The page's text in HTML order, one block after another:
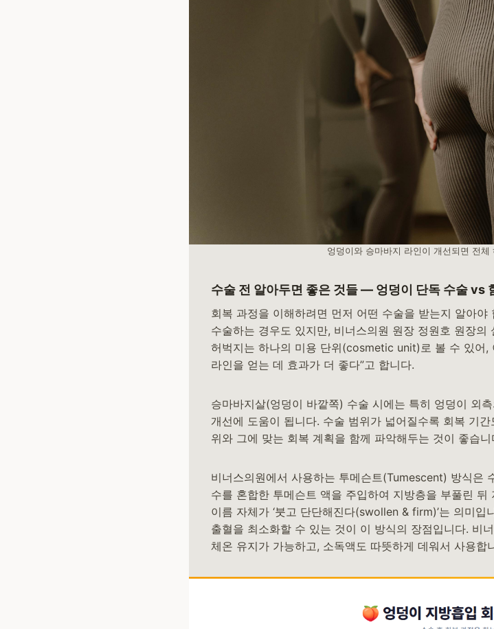
엉덩이와 승마바지 라인이 개선되면 전
수술 전 알아두면 좋은 것들 — 엉덩이 단독 수술 vs
회복 과정을 이해하려면 먼저 어떤 수술을 받는지 알아
수술하는 경우도 있지만, 비너스의원 원장 정원호 원장의
허벅지는 하나의 미용 단위(cosmetic unit)로 볼 수 있어,
라인을 얻는 데 효과가 더 좋다”고 합니다.
승마바지살(엉덩이 바깥쪽) 수술 시에는 특히 엉덩이 외
개선에 도움이 됩니다. 수술 범위가 넓어질수록 회복 기
위와 그에 맞는 회복 계획을 함께 파악해두는 것이 좋습니
비너스의원에서 사용하는 투메슨트(Tumescent) 방식은
수를 혼합한 투메슨트 액을 주입하여 지방층을 부풀린 뒤
이름 자체가 ‘붓고 단단해진다(swollen & firm)’는 의미
출혈을 최소화할 수 있는 것이 이 방식의 장점입니다. 비
체온 유지가 가능하고, 소독액도 따뜻하게 데워서 사용합